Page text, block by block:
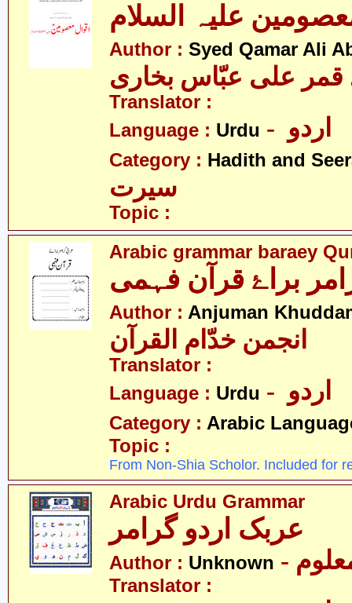
Author : Syed Qamar Ali
قمر علی عبّاس بخاری
Translator :
Language : Urdu
Category : Hadith and
سیرت
Topic :
Arabic grammar baraey
Author : Anjuman
Translator :
Language : Urdu
Category : Arabic
Topic :
From Non-Shia Scholor. Included for
Arabic Urdu Grammar
عربک اردو گرامر
Author : Unknown
Translator :